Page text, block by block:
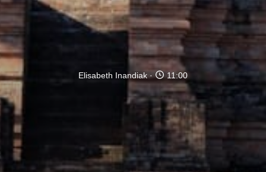
Elisabeth Inandiak 11:00